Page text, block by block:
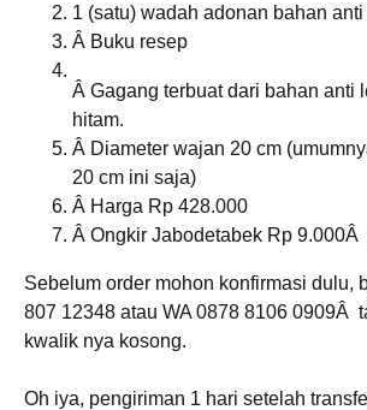
1 (satu) wadah adonan bahan
Â Buku resep
Â Gagang terbuat dari bahan anti
hitam.
Â Diameter wajan 20 cm
20 cm ini saja)
Â Harga Rp 428.000
Â Ongkir Jabodetabek Rp 9.000Â
Sebelum order mohon konfirmasi dulu,
807 12348 atau WA 0878 8106 0909Â
kwalik nya kosong.
Oh iya, pengiriman 1 hari setelah